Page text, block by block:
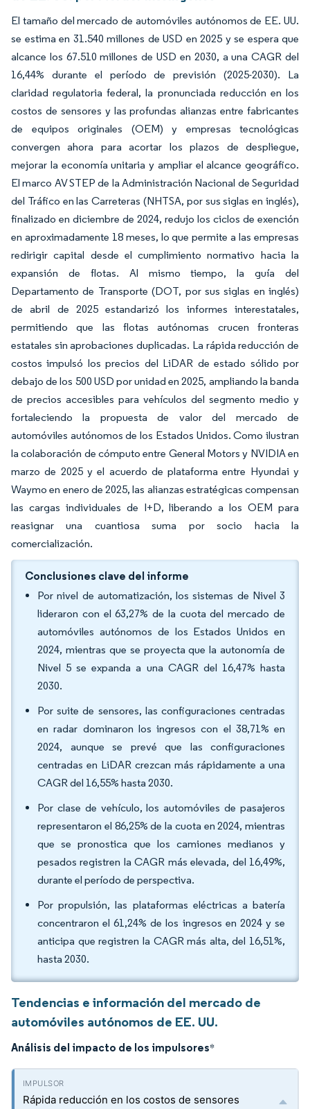
El tamaño del mercado de automóviles autónomos de EE. UU.
se estima en 31.540 millones de USD en 2025 y se espera que
alcance los 67.510 millones de USD en 2030, a una CAGR del
16,44% durante el período de previsión (2025-2030). La
claridad regulatoria federal, la pronunciada reducción en los
costos de sensores y las profundas alianzas entre fabricantes
de equipos originales (OEM) y empresas tecnológicas
convergen ahora para acortar los plazos de despliegue,
mejorar la economía unitaria y ampliar el alcance geográfico.
El marco AV STEP de la Administración Nacional de Seguridad
del Tráfico en las Carreteras (NHTSA, por sus siglas en inglés),
finalizado en diciembre de 2024, redujo los ciclos de exención
en aproximadamente 18 meses, lo que permite a las empresas
redirigir capital desde el cumplimiento normativo hacia la
expansión de flotas. Al mismo tiempo, la guía del
Departamento de Transporte (DOT, por sus siglas en inglés)
de abril de 2025 estandarizó los informes interestatales,
permitiendo que las flotas autónomas crucen fronteras
estatales sin aprobaciones duplicadas. La rápida reducción de
costos impulsó los precios del LiDAR de estado sólido por
debajo de los 500 USD por unidad en 2025, ampliando la banda
de precios accesibles para vehículos del segmento medio y
fortaleciendo la propuesta de valor del mercado de
automóviles autónomos de los Estados Unidos. Como ilustran
la colaboración de cómputo entre General Motors y NVIDIA en
marzo de 2025 y el acuerdo de plataforma entre Hyundai y
Waymo en enero de 2025, las alianzas estratégicas compensan
las cargas individuales de I+D, liberando a los OEM para
reasignar una cuantiosa suma por socio hacia la
comercialización.
Conclusiones clave del informe
Por nivel de automatización, los sistemas de Nivel 3
lideraron con el 63,27% de la cuota del mercado de
automóviles autónomos de los Estados Unidos en
2024, mientras que se proyecta que la autonomía de
Nivel 5 se expanda a una CAGR del 16,47% hasta
2030.
Por suite de sensores, las configuraciones centradas
en radar dominaron los ingresos con el 38,71% en
2024, aunque se prevé que las configuraciones
centradas en LiDAR crezcan más rápidamente a una
CAGR del 16,55% hasta 2030.
Por clase de vehículo, los automóviles de pasajeros
representaron el 86,25% de la cuota en 2024, mientras
que se pronostica que los camiones medianos y
pesados registren la CAGR más elevada, del 16,49%,
durante el período de perspectiva.
Por propulsión, las plataformas eléctricas a batería
concentraron el 61,24% de los ingresos en 2024 y se
anticipa que registren la CAGR más alta, del 16,51%,
hasta 2030.
Tendencias e información del mercado de
automóviles autónomos de EE. UU.
Análisis del impacto de los impulsores*
Rápida reducción en los costos de sensores